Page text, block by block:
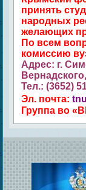
принять
народных
желающих
По всем
комиссию
Адрес: г.
Тел.: (3652)
Эл. почта:
Группа во